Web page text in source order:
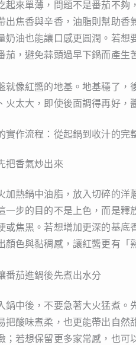
起來單薄，問題不是番茄不夠
出焦香與辛香，油脂則幫助香
奶油也能讓口感更圓潤。若想
茄，避免蒜頭過早下鍋而產生
就像紅醬的地基。地基穩了，
火太大，即使後面調得再好，
實作流程：從起鍋到收汁的完
把香氣炒出來
加熱鍋中油脂，放入切碎的
一步的目的不是上色，而是
或焦黑。若想增加更深的基底
顏色與黏稠感，讓紅醬更有「
番茄進鍋後先煮出水分
鍋中後，不要急著大火猛煮。
把酸味煮柔，也更能帶出自然
；若想保留更多家常感，也